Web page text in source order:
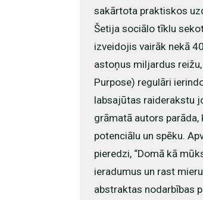
sakārtota praktiskos
Šetija sociālo tīklu
izveidojis vairāk nekā
astoņus miljardus
Purpose) regulāri
labsajūtas raiderakstu
grāmatā autors
potenciālu un spēku.
pieredzi, “Domā kā
ieradumus un rast
abstraktas nodarbības